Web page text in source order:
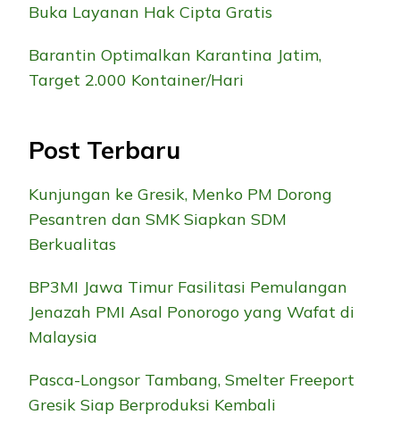
Buka Layanan Hak Cipta Gratis
Barantin Optimalkan Karantina Jatim,
Target 2.000 Kontainer/Hari
Post Terbaru
Kunjungan ke Gresik, Menko PM Dorong
Pesantren dan SMK Siapkan SDM
Berkualitas
BP3MI Jawa Timur Fasilitasi Pemulangan
Jenazah PMI Asal Ponorogo yang Wafat di
Malaysia
Pasca-Longsor Tambang, Smelter Freeport
Gresik Siap Berproduksi Kembali